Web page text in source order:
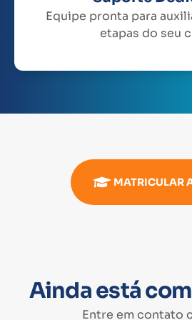
Equipe pronta para
etapas do seu
MATRICULAR
Ainda está
Entre em contato